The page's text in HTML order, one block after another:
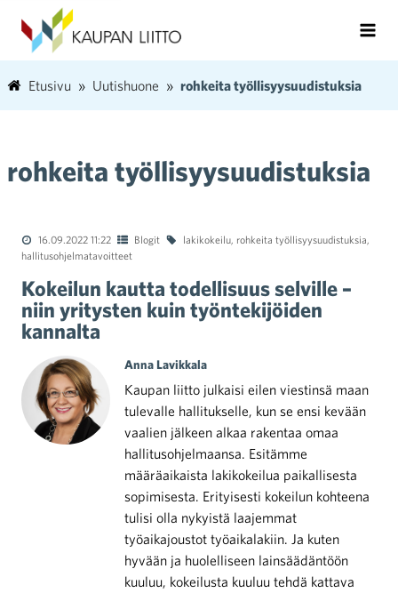
Etusivu Uutishuone rohkeita työllisyysuudistuksia
rohkeita työllisyysuudistuksia
16.09.2022 11:22 Blogit lakikokeilu, rohkeita työllisyysuudistuksia,
hallitusohjelmatavoitteet
Kokeilun kautta todellisuus selville –
niin yritysten kuin työntekijöiden
kannalta
Anna Lavikkala
Kaupan liitto julkaisi eilen viestinsä maan
tulevalle hallitukselle, kun se ensi kevään
vaalien jälkeen alkaa rakentaa omaa
hallitusohjelmaansa. Esitämme
määräaikaista lakikokeilua paikallisesta
sopimisesta. Erityisesti kokeilun kohteena
tulisi olla nykyistä laajemmat
työaikajoustot työaikalakiin. Ja kuten
hyvään ja huolelliseen lainsäädäntöön
kuuluu, kokeilusta kuuluu tehdä kattava